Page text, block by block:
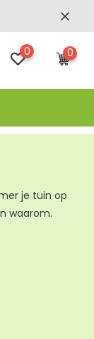
0 0
je tuin op
waarom.